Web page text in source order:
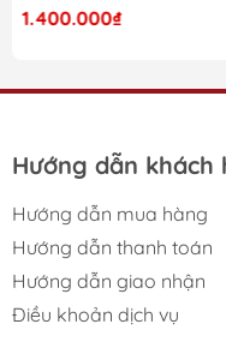
- Thiết kế mang
chuyển đổi.
- Hỗ trợ 3 cách kết nối :
Receiver, USB-C.
- Layout Numpad bàn
V2 White, Dye-sub PBT
1.400.000₫
Hướng dẫn khách
Hướng dẫn mua hàng
Hướng dẫn thanh toán
Hướng dẫn giao nhận
Điều khoản dịch vụ